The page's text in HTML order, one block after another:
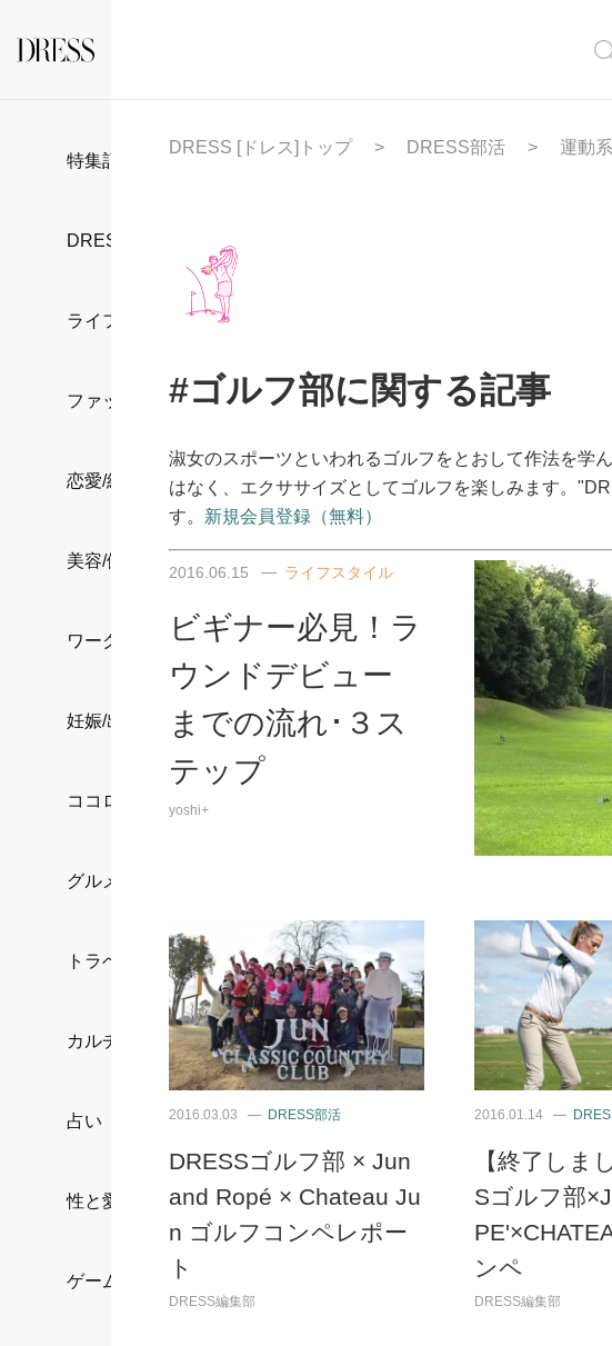
特集記事
DRESS部活
ライフスタイル
ファッション
恋愛/結婚/離婚
美容/健康
ワークスタイル
妊娠/出産/家族
ココロ/カラダ
グルメ
トラベル
カルチャー/エンタメ
占い
性と愛
ゲーム
DRESS [ドレス]トップ DRESS部活 運動
#ゴルフ部に関する記事
淑女のスポーツといわれるゴルフをとおして作法を学
はなく、エクササイズとしてゴルフを楽しみます。
す。 新規会員登録（無料）
2016.06.15 ライフスタイル
ビギナー必見！ラ
ウンドデビュー
までの流れ･３ス
テップ
yoshi+
2016.03.03 DRESS部活
DRESSゴルフ部 × Jun
and Ropé × Chateau Ju
n ゴルフコンペレポー
ト
DRESS編集部
2016.01.14
【終了しま
Sゴルフ部
ンペ
DRESS編集部